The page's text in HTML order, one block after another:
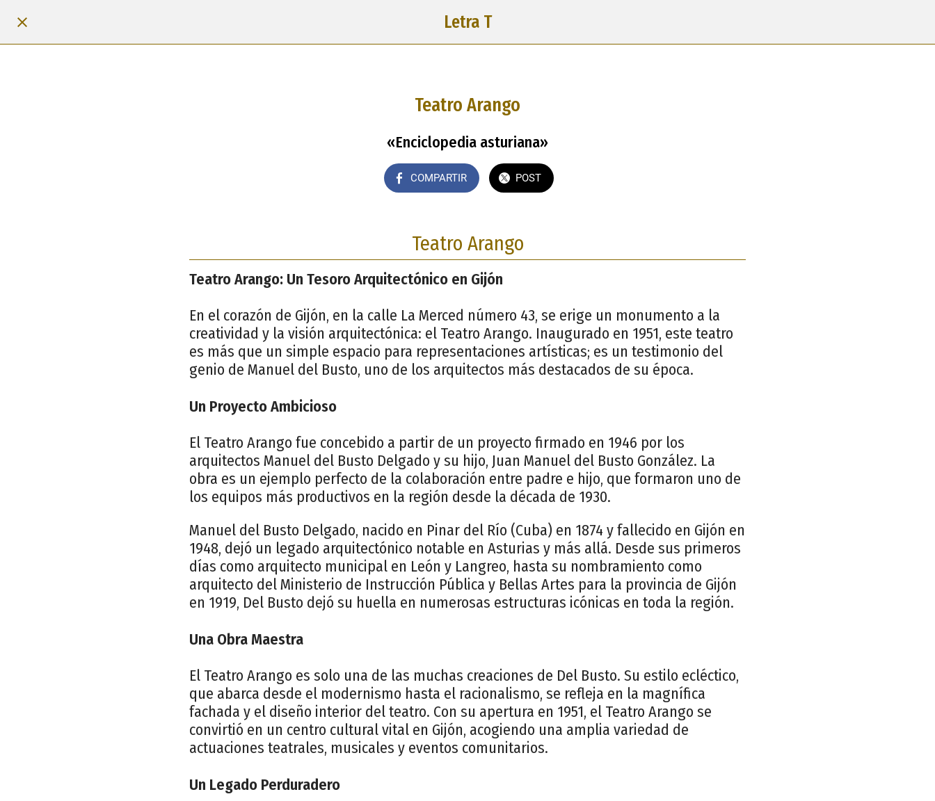
Letra T
Teatro Arango
«Enciclopedia asturiana»
COMPARTIR POST
Teatro Arango
Teatro Arango: Un Tesoro Arquitectónico en Gijón
En el corazón de Gijón, en la calle La Merced número 43, se erige un monumento a la
creatividad y la visión arquitectónica: el Teatro Arango. Inaugurado en 1951, este teatro
es más que un simple espacio para representaciones artísticas; es un testimonio del
genio de Manuel del Busto, uno de los arquitectos más destacados de su época.
Un Proyecto Ambicioso
El Teatro Arango fue concebido a partir de un proyecto firmado en 1946 por los
arquitectos Manuel del Busto Delgado y su hijo, Juan Manuel del Busto González. La
obra es un ejemplo perfecto de la colaboración entre padre e hijo, que formaron uno de
los equipos más productivos en la región desde la década de 1930.
Manuel del Busto Delgado, nacido en Pinar del Río (Cuba) en 1874 y fallecido en Gijón en
1948, dejó un legado arquitectónico notable en Asturias y más allá. Desde sus primeros
días como arquitecto municipal en León y Langreo, hasta su nombramiento como
arquitecto del Ministerio de Instrucción Pública y Bellas Artes para la provincia de Gijón
en 1919, Del Busto dejó su huella en numerosas estructuras icónicas en toda la región.
Una Obra Maestra
El Teatro Arango es solo una de las muchas creaciones de Del Busto. Su estilo ecléctico,
que abarca desde el modernismo hasta el racionalismo, se refleja en la magnífica
fachada y el diseño interior del teatro. Con su apertura en 1951, el Teatro Arango se
convirtió en un centro cultural vital en Gijón, acogiendo una amplia variedad de
actuaciones teatrales, musicales y eventos comunitarios.
Un Legado Perduradero